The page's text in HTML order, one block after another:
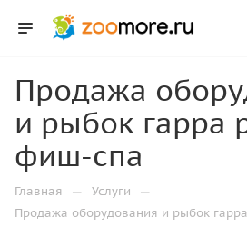
Продажа
и рыбок гарра
фиш-спа
Главная — Услуги —
Продажа оборудования и рыбок